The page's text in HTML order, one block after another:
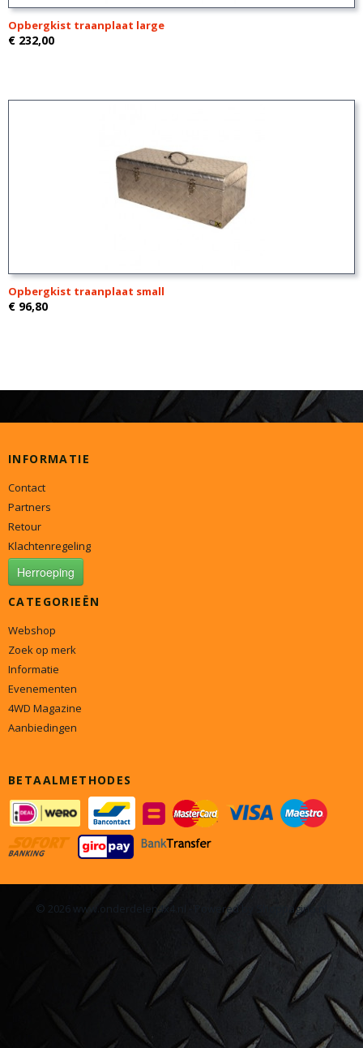
Opbergkist traanplaat large
€ 232,00
Opbergkist traanplaat small
€ 96,80
INFORMATIE
Contact
Partners
Retour
Klachtenregeling
Herroeping
CATEGORIEËN
Webshop
Zoek op merk
Informatie
Evenementen
4WD Magazine
Aanbiedingen
BETAALMETHODES
© 2026 www.onderdelen4x4.nl - Powered by Shoppagina.nl